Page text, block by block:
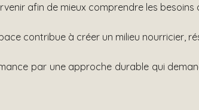
afin de mieux comprendre les besoins
contribue à créer un milieu nourricier,
par une approche durable qui